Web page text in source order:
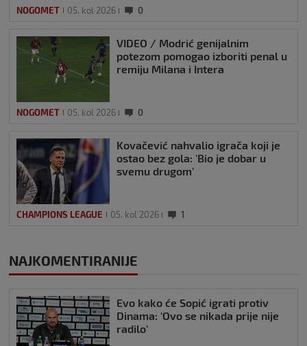
NOGOMET 05. kol 2026 0
VIDEO / Modrić genijalnim
potezom pomogao izboriti penal u
remiju Milana i Intera
NOGOMET 05. kol 2026 0
Kovačević nahvalio igrača koji je
ostao bez gola: 'Bio je dobar u
svemu drugom'
CHAMPIONS LEAGUE 05. kol 2026 1
NAJKOMENTIRANIJE
Evo kako će Sopić igrati protiv
Dinama: ‘Ovo se nikada prije nije
radilo’